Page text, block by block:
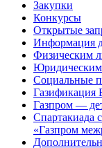
Закупки
Конкурсы
Открытые
Информация
Физическим
Социальные
Газификация
Газпром —
Спартакиада
«Газпром